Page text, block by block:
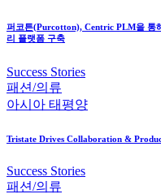
퍼코튼(Purcotton), Centric PLM을 통
리 플랫폼 구축
Success Stories
패션/의류
아시아 태평양
Tristate Drives Collaboration &
Success Stories
패션/의류